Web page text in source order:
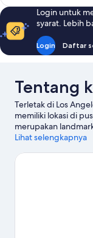
Login untuk
syarat. Lebih
Login Daftar
Tentang
Terletak di Los
memiliki lokasi di
merupakan
Grove serta
Universal Studios
Lihat selengkapnya